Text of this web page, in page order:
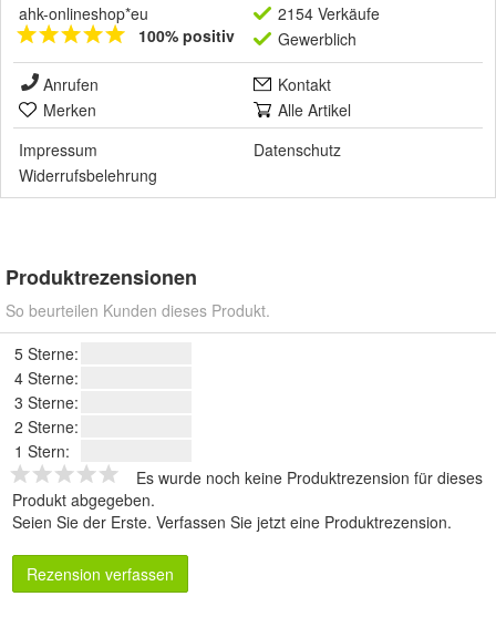
ahk-onlineshop*eu
100% positiv
2154 Verkäufe
Gewerblich
Anrufen
Kontakt
Merken
Alle Artikel
Impressum
Datenschutz
Widerrufsbelehrung
Produktrezensionen
So beurteilen Kunden dieses Produkt.
5 Sterne:
4 Sterne:
3 Sterne:
2 Sterne:
1 Stern:
Es wurde noch keine Produktrezension für dieses
Produkt abgegeben.
Seien Sie der Erste. Verfassen Sie jetzt eine Produktrezension.
Rezension verfassen